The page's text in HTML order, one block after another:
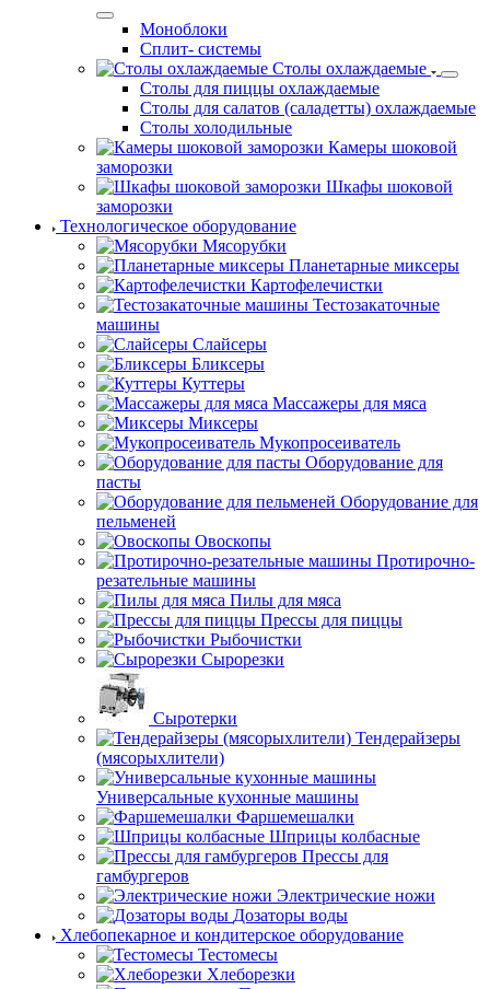
Моноблоки
Сплит- системы
Столы охлаждаемые
Столы для пиццы охлаждаемые
Столы для салатов (саладетты) охлаждаемые
Столы холодильные
Камеры шоковой
заморозки
Шкафы шоковой
заморозки
Технологическое оборудование
Мясорубки
Планетарные миксеры
Картофелечистки
Тестозакаточные
машины
Слайсеры
Бликсеры
Куттеры
Массажеры для мяса
Миксеры
Мукопросеиватель
Оборудование для
пасты
Оборудование для
пельменей
Овоскопы
Протирочно-
резательные машины
Пилы для мяса
Прессы для пиццы
Рыбочистки
Сырорезки
Сыротерки
Тендерайзеры
(мясорыхлители)
Универсальные кухонные машины
Фаршемешалки
Шприцы колбасные
Прессы для
гамбургеров
Электрические ножи
Дозаторы воды
Хлебопекарное и кондитерское оборудование
Тестомесы
Хлеборезки